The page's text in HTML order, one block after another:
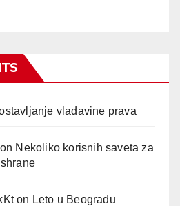
vladavine prava
on Nekoliko korisnih saveta za
on Leto u Beogradu